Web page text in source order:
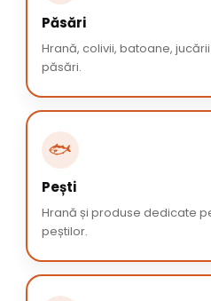
Păsări
Hrană, colivii, batoane,
păsări.
🐟
Pești
Hrană și produse dedicate
peștilor.